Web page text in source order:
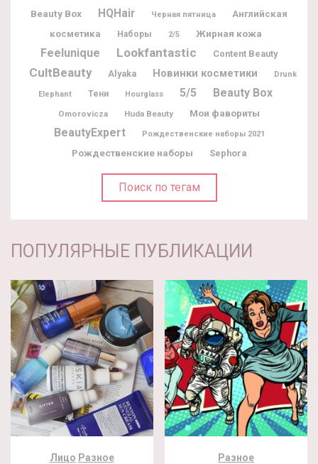
Beauty Box
HQHair Черная пятница
Английская
косметика
Наборы 2/5 Жирная кожа
Feelunique Lookfantastic Content Beauty
CultBeauty Alyaka Новинки косметики Drunk
Elephant Тени Hourglass 5/5 Beauty Box
Omorovicza Huda Beauty Мои фавориты
BeautyExpert Рождественские наборы 2021
Рождественские наборы Sephora
Поиск по тегам
ПОПУЛЯРНЫЕ ПУБЛИКАЦИИ
Лицо Разное Разное